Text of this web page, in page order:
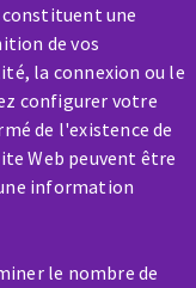
constituent une
de vos
la connexion ou le
configurer votre
de l'existence de
Web peuvent être
information
le nombre de
panne ?